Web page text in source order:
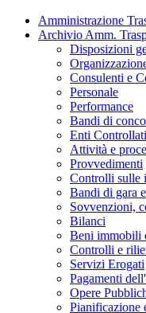
Amministrazione
Archivio Amm.
Disposizioni
Consulenti e
Personale
Performance
Bandi di
Enti Controllati
Attività e
Provvedimenti
Controlli sulle
Bandi di gara
Sovvenzioni,
Bilanci
Beni immobili
Controlli e
Servizi Erogati
Pagamenti
Opere
Pianificazione